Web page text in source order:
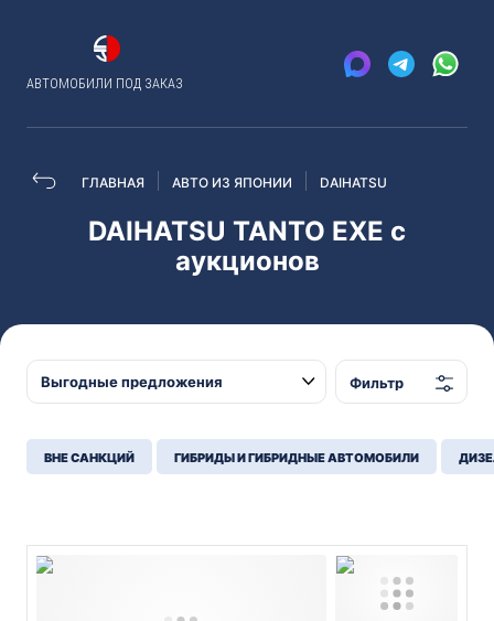
АВТОМОБИЛИ ПОД ЗАКАЗ
ГЛАВНАЯ АВТО ИЗ ЯПОНИИ DAIHATSU
DAIHATSU TANTO EXE с
аукционов
Фильтр
ВНЕ САНКЦИЙ ГИБРИДЫ И ГИБРИДНЫЕ АВТОМОБИЛИ